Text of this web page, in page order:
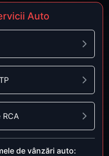
Auto
de vânzări auto: